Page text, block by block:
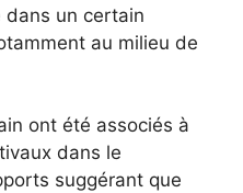
dans un certain
au milieu de
ont été associés à
dans le
suggérant que